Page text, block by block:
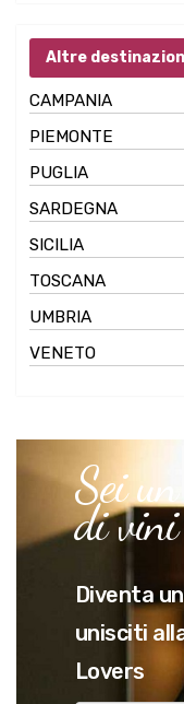
Altre
CAMPANIA
PIEMONTE
PUGLIA
SARDEGNA
SICILIA
TOSCANA
UMBRIA
VENETO
Sei
di
Diventa
unisciti
Lovers